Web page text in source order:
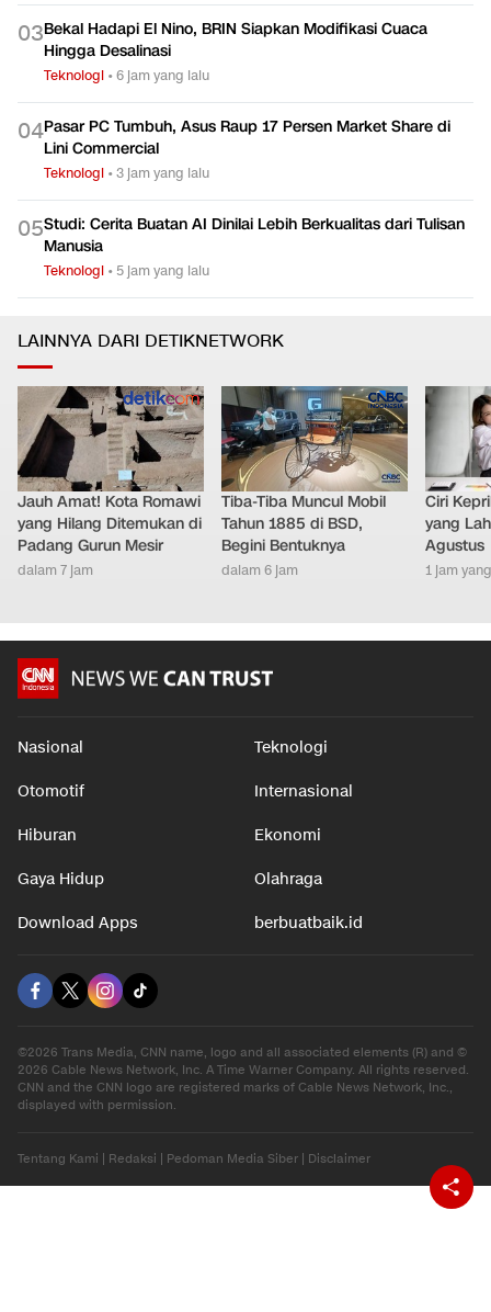
03Bekal Hadapi El Nino, BRIN Siapkan Modifikasi Cuaca
Hingga Desalinasi
Teknologi •6 jam yang lalu
04Pasar PC Tumbuh, Asus Raup 17 Persen Market Share di
Lini Commercial
Teknologi •3 jam yang lalu
05Studi: Cerita Buatan AI Dinilai Lebih Berkualitas dari Tulisan
Manusia
Teknologi • 5 jam yang lalu
LAINNYA DARI DETIKNETWORK
Jauh Amat! Kota Romawi
yang Hilang Ditemukan di
Padang Gurun Mesir
dalam 7 jam
Tiba-Tiba Muncul Mobil
Tahun 1885 di BSD,
Begini Bentuknya
dalam 6 jam
Ciri
yang
Agustus
1 jam
Nasional Teknologi
Otomotif Internasional
Hiburan Ekonomi
Gaya Hidup Olahraga
Download Apps berbuatbaik.id
©2026 Trans Media, CNN name, logo and all associated elements (R) and ©
2026 Cable News Network, Inc. A Time Warner Company. All rights reserved.
CNN and the CNN logo are registered marks of Cable News Network, Inc.,
displayed with permission.
Tentang Kami | Redaksi | Pedoman Media Siber | Disclaimer